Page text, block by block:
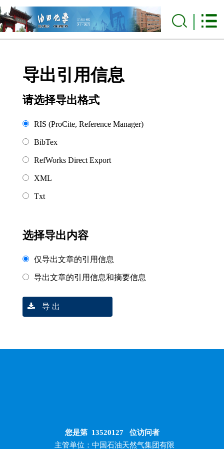
导出引用信息
请选择导出格式
RIS (ProCite, Reference Manager)
BibTex
RefWorks Direct Export
XML
Txt
选择导出内容
仅导出文章的引用信息
导出文章的引用信息和摘要信息
导 出
您是第 13520127位访问者
主管单位：中国石油天然气集团有限